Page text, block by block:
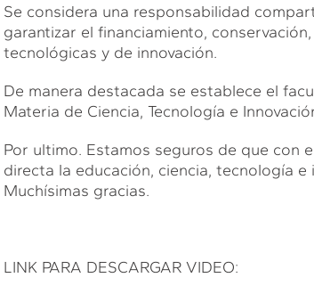
Se considera una responsabilidad
garantizar el financiamiento,
tecnológicas y de innovación.
De manera destacada se establece el
Materia de Ciencia, Tecnología e
Por ultimo. Estamos seguros de que con
directa la educación, ciencia, tecnología
Muchísimas gracias.
LINK PARA DESCARGAR VIDEO: